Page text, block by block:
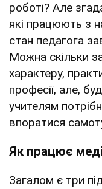
роботі? Але
які працюють з
стан педагога
Можна скільки
характеру,
професії, але,
учителям
впоратися
Як працює
Загалом є три